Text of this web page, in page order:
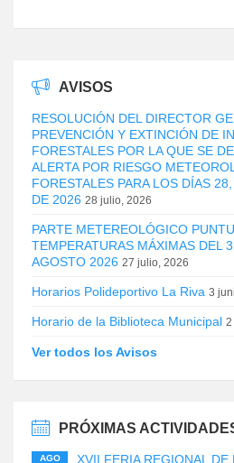
AVISOS
RESOLUCIÓN DEL DIRECTOR
PREVENCIÓN Y EXTINCIÓN DE
FORESTALES POR LA QUE SE
ALERTA POR RIESGO
FORESTALES PARA LOS DÍAS
DE 2026 28 julio, 2026
PARTE METEREOLÓGICO
TEMPERATURAS MÁXIMAS DEL
AGOSTO 2026 27 julio, 2026
Horarios Polideportivo La Riva 3
Horario de la Biblioteca Municipal 2
Ver todos los Avisos
PRÓXIMAS
AGO XVII FERIA REGIONAL DE